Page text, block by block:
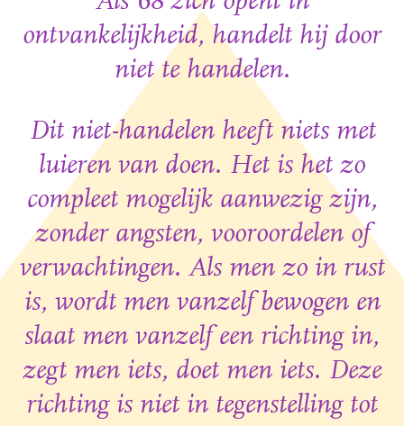
ontvankelijkheid, handelt hij door
niet te handelen.
Dit niet-handelen heeft niets met
luieren van doen. Het is het zo
compleet mogelijk aanwezig zijn,
zonder angsten, vooroordelen of
verwachtingen. Als men zo in rust
is, wordt men vanzelf bewogen en
slaat men vanzelf een richting in,
zegt men iets, doet men iets. Deze
richting is niet in tegenstelling tot